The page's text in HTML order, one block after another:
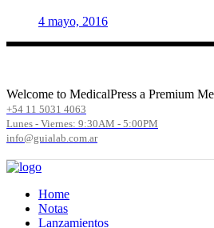
4 mayo, 2016
Welcome to MedicalPress a Premium
+54 11 5031 4063
Lunes - Viernes: 9:30AM - 5:00PM
info@guialab.com.ar
Home
Notas
Lanzamientos